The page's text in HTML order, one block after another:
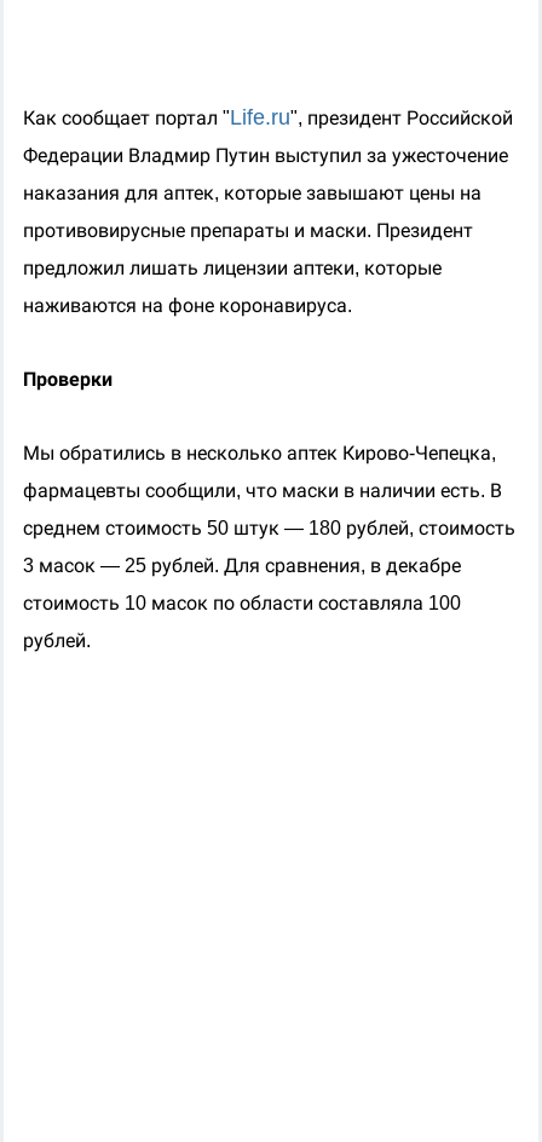
Как сообщает портал "Life.ru", президент Российской
Федерации Владмир Путин выступил за ужесточение
наказания для аптек, которые завышают цены на
противовирусные препараты и маски. Президент
предложил лишать лицензии аптеки, которые
наживаются на фоне коронавируса.
Проверки
Мы обратились в несколько аптек Кирово-Чепецка,
фармацевты сообщили, что маски в наличии есть. В
среднем стоимость 50 штук — 180 рублей, стоимость
3 масок — 25 рублей. Для сравнения, в декабре
стоимость 10 масок по области составляла 100
рублей.